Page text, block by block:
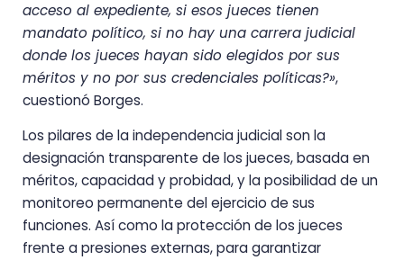
acceso al expediente, si esos jueces tienen
mandato político, si no hay una carrera judicial
donde los jueces hayan sido elegidos por sus
méritos y no por sus credenciales políticas?»,
cuestionó Borges.
Los pilares de la independencia judicial son la
designación transparente de los jueces, basada en
méritos, capacidad y probidad, y la posibilidad de un
monitoreo permanente del ejercicio de sus
funciones. Así como la protección de los jueces
frente a presiones externas, para garantizar